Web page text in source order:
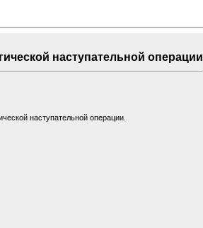
наступательной операции
наступательной операции.